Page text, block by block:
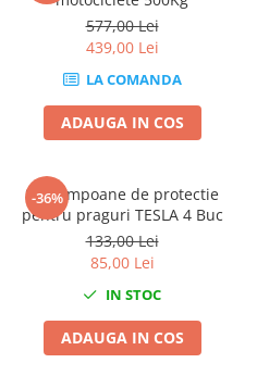
Gresoare
Reparat Filete
Scule Electrice
Aeroterme si Incalzitoare
Aparate de spalat cu presiune
Lampi si Lanterne
Masini de insurubat si gaurit
Masini de polishat
Pistoale aer cald
Pistoale de lipit
Pistoale electrice de impact
Polizoare unghiulare
577,00 Lei
439,00 Lei
LA COMANDA
ADAUGA IN COS
-36%
Set tampoane de protectie
pentru praguri TESLA 4 Buc
133,00 Lei
85,00 Lei
IN STOC
ADAUGA IN COS